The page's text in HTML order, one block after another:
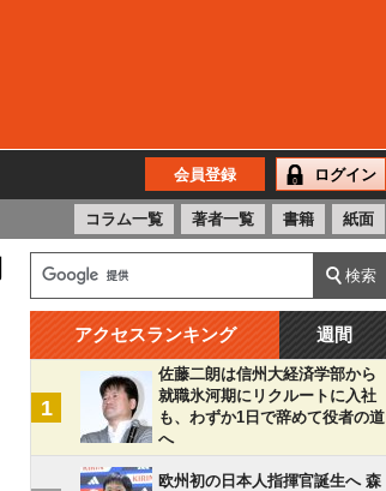
会員登録 ログイン
コラム一覧 著者一覧 書籍 紙面
アクセスランキング 週間
1
佐藤二朗は信州大経済学部から
就職氷河期にリクルートに入社
も、わずか1日で辞めて役者の道
へ
欧州初の日本人指揮官誕生へ 森